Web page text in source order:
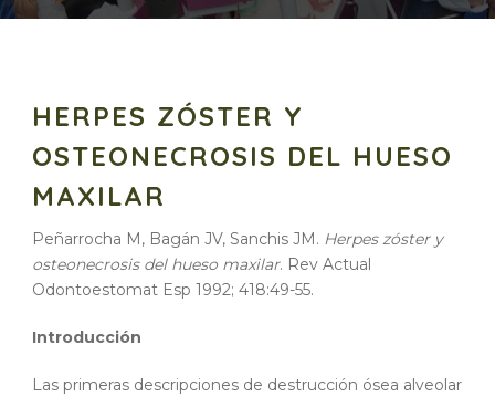
HERPES ZÓSTER Y
OSTEONECROSIS DEL HUESO
MAXILAR
Peñarrocha M, Bagán JV, Sanchis JM. Herpes zóster y
osteonecrosis del hueso maxilar. Rev Actual
Odontoestomat Esp 1992; 418:49-55.
Introducción
Las primeras descripciones de destrucción ósea alveolar